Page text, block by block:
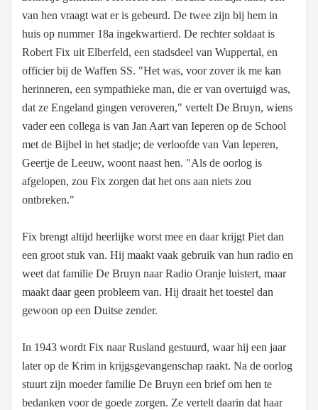
van hen vraagt wat er is gebeurd. De twee zijn bij hem in
huis op nummer 18a ingekwartierd. De rechter soldaat is
Robert Fix uit Elberfeld, een stadsdeel van Wuppertal, en
officier bij de Waffen SS. "Het was, voor zover ik me kan
herinneren, een sympathieke man, die er van overtuigd was,
dat ze Engeland gingen veroveren," vertelt De Bruyn, wiens
vader een collega is van Jan Aart van Ieperen op de School
met de Bijbel in het stadje; de verloofde van Van Ieperen,
Geertje de Leeuw, woont naast hen. "Als de oorlog is
afgelopen, zou Fix zorgen dat het ons aan niets zou
ontbreken."
Fix brengt altijd heerlijke worst mee en daar krijgt Piet dan
een groot stuk van. Hij maakt vaak gebruik van hun radio en
weet dat familie De Bruyn naar Radio Oranje luistert, maar
maakt daar geen probleem van. Hij draait het toestel dan
gewoon op een Duitse zender.
In 1943 wordt Fix naar Rusland gestuurd, waar hij een jaar
later op de Krim in krijgsgevangenschap raakt. Na de oorlog
stuurt zijn moeder familie De Bruyn een brief om hen te
bedanken voor de goede zorgen. Ze vertelt daarin dat haar